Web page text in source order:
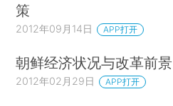
策
2012年09月14日 APP打开
朝鲜经济状况与改革前景
2012年02月29日 APP打开